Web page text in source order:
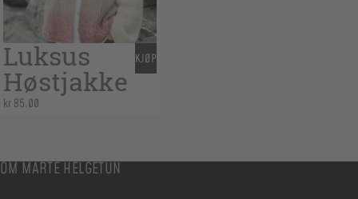
Luksus
Høstjakke
kr 85,00
KJØP
OM MARTE HELGETUN